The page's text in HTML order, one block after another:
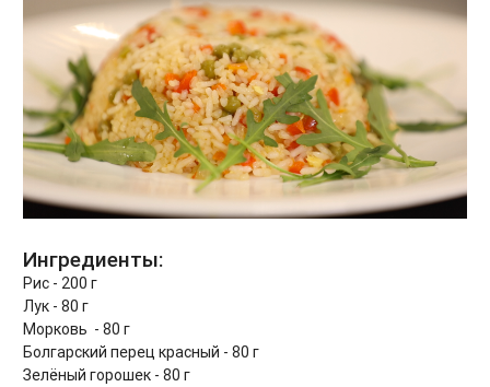
Ингредиенты:
Рис - 200 г
Лук - 80 г
Морковь - 80 г
Болгарский перец красный - 80 г
Зелёный горошек - 80 г